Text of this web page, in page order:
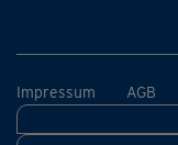
Impressum AGB